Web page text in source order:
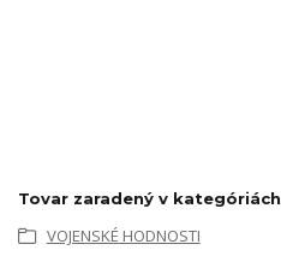
Tovar zaradený v kategóriách
VOJENSKÉ HODNOSTI